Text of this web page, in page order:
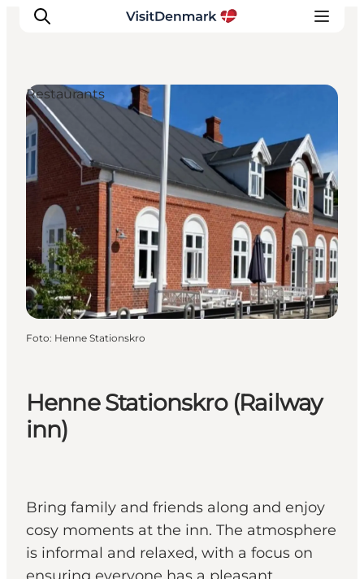
Ispirazioni
Dove andare
Cosa fare
Dove dormire
Pianifica il viaggio
Henne Stationskro (Railway
inn)
Bring family and friends along and enjoy
cosy moments at the inn. The atmosphere
is informal and relaxed, with a focus on
Restaurants
Foto: Henne Stationskro